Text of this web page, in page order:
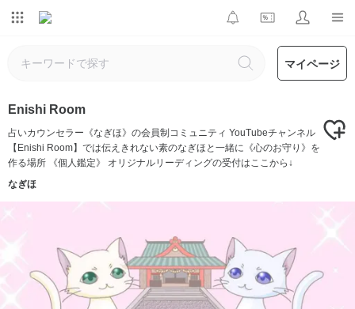
マイページ
Enishi Room
占いカウンセラー《なぎほ》の会員制コミュニティ YouTubeチャンネル
【Enishi Room】では伝えきれない素のなぎほと一緒に《心のお守り》を
作る場所 《個人鑑定》 オリジナルリーディングの受付はここから↓
なぎほ